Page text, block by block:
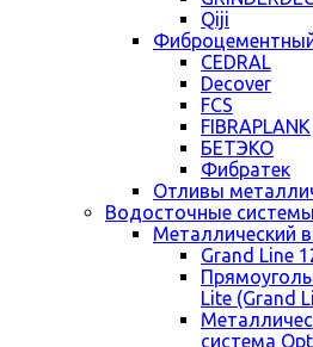
Qiji
CEDRAL
Decover
FCS
FIBRAPLANK
БЕТЭКО
Фибратек
Отливы
Водосточные системы
Металлический
Grand Line
Lite (Grand
система